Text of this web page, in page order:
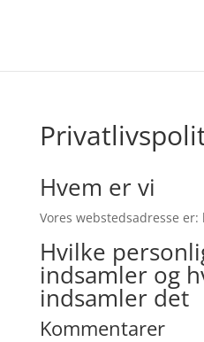
Hvem er vi
Vores webstedsadresse
Hvilke
indsamler og
indsamler det
Kommentarer